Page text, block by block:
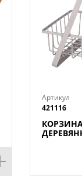
Артикул
421116